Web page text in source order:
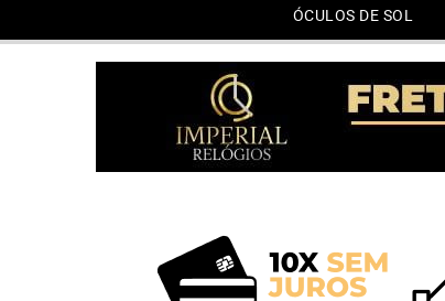
ÓCULOS DE SOL